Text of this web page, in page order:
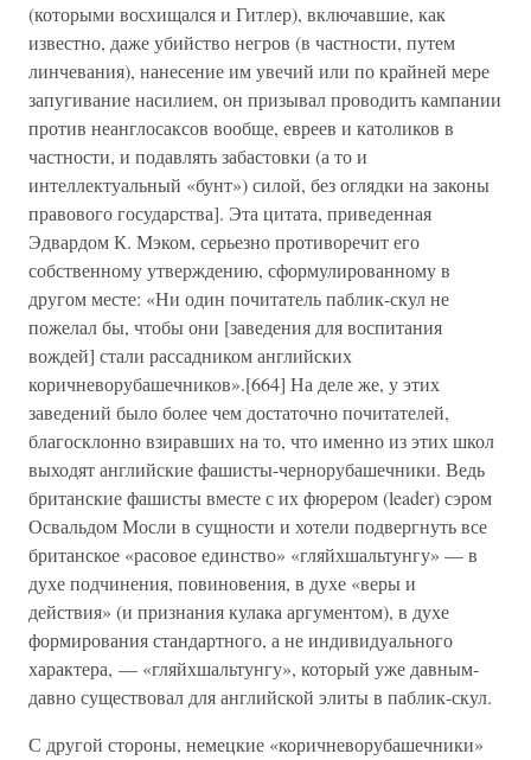
(которыми восхищался и Гитлер), включавшие, как
известно, даже убийство негров (в частности, путем
линчевания), нанесение им увечий или по крайней мере
запугивание насилием, он призывал проводить кампании
против неанглосаксов вообще, евреев и католиков в
частности, и подавлять забастовки (а то и
интеллектуальный «бунт») силой, без оглядки на законы
правового государства]. Эта цитата, приведенная
Эдвардом К. Мэком, серьезно противоречит его
собственному утверждению, сформулированному в
другом месте: «Ни один почитатель паблик-скул не
пожелал бы, чтобы они [заведения для воспитания
вождей] стали рассадником английских
коричневорубашечников».[664] На деле же, у этих
заведений было более чем достаточно почитателей,
благосклонно взиравших на то, что именно из этих школ
выходят английские фашисты-чернорубашечники. Ведь
британские фашисты вместе с их фюрером (leader) сэром
Освальдом Мосли в сущности и хотели подвергнуть все
британское «расовое единство» «гляйхшальтунгу» — в
духе подчинения, повиновения, в духе «веры и
действия» (и признания кулака аргументом), в духе
формирования стандартного, а не индивидуального
характера, — «гляйхшальтунгу», который уже давным-
давно существовал для английской элиты в паблик-скул.
С другой стороны, немецкие «коричневорубашечники»